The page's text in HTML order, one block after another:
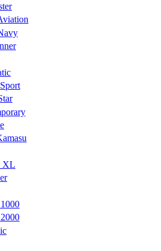
XL